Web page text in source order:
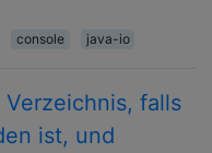
console java-io
falls
ist, und